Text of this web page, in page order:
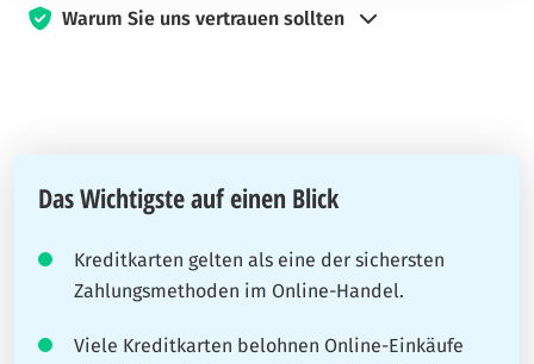
Warum Sie uns vertrauen sollten
brauchen, um die klügsten Entscheidungen zu treffen.
testen die Karten selbst. Unser Ziel ist es, Ihnen klare und
ehrliche Vergleiche aller deutschen Kreditkarten zu bieten.
Das Wichtigste auf einen Blick
Kreditkarten gelten als eine der sichersten
Zahlungsmethoden im Online-Handel.
Viele Kreditkarten belohnen Online-Einkäufe